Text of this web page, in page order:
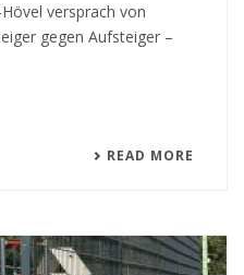
versprach von
gegen Aufsteiger –
READ MORE